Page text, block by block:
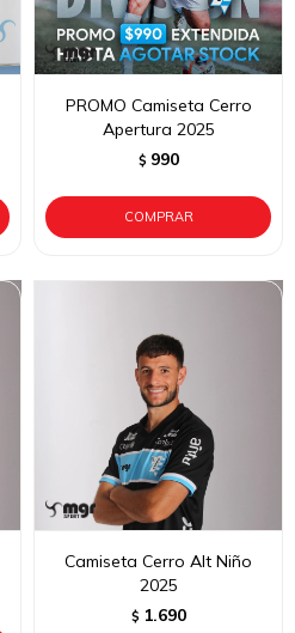
PROMO Camiseta Cerro
Apertura 2025
$ 990
Camiseta Cerro Alt Niño
2025
$ 1.690